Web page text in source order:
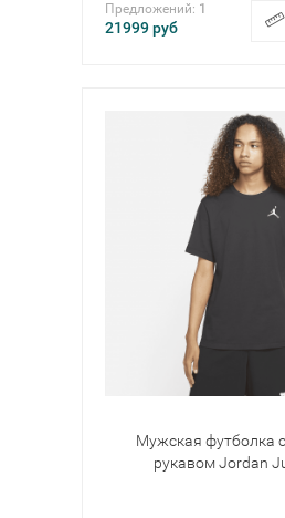
Предложений: 1
21999руб
Мужская футболка
рукавом Jordan